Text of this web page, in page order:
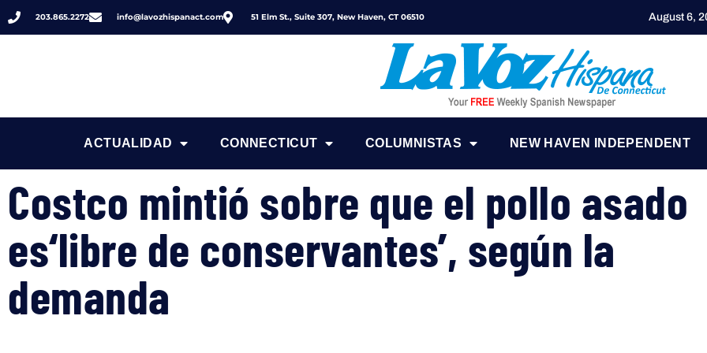
203.865.2272 info@lavozhispanact.com 51 Elm St., Suite 307, New Haven, CT 06510 August 6,
ACTUALIDAD CONNECTICUT COLUMNISTAS NEW HAVEN INDEPENDENT
Costco mintió sobre que el pollo asado
es‘libre de conservantes’, según la
demanda